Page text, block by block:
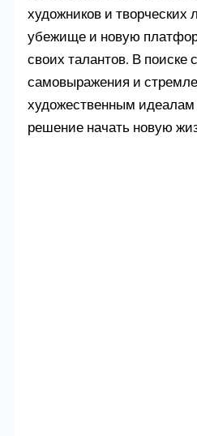
художников и творческих
убежище и новую
своих талантов. В поиске
самовыражения и
художественным
решение начать новую